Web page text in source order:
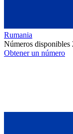
Rumania
Números disponibles
Obtener un número